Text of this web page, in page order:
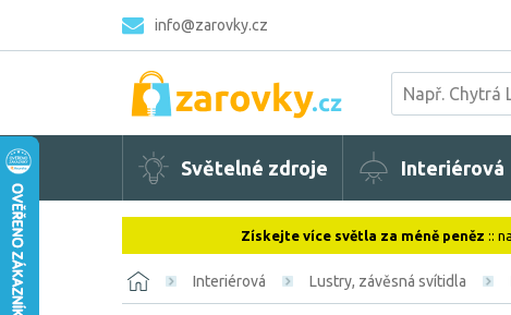
info@zarovky.cz
Světelné zdroje Interiérová
Získejte více světla za méně peněz ::
Interiérová Lustry, závěsná svítidla